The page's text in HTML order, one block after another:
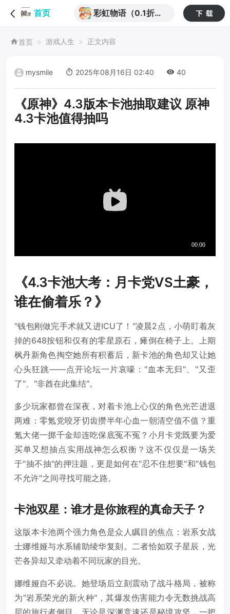
首页
彩虹物语（0.1折免
首页 游戏人生 正文内容
mysmile 2025年08月16日 02:40 40
《原神》4.3版本卡池抽取建议 原神
4.3卡池值得抽吗
《4.3卡池大考：月卡党VS土豪，
谁在偷着乐？》
"钱包刚做完手术就又进ICU了！"凌晨2点，小萌盯着灰
掉的648按钮和仅有的零星原石，瘫倒在椅子上。上期
枫丹新角色掏空她所有积蓄后，新卡池的角色却又让她
心头狂跳——点开论坛一片哀嚎："血本无归"、"又歪
了"、"非酋在此集结"。
多少玩家都曾在深夜，对着卡池上心仪的角色光芒进退
两难：零氪党咬牙切齿攒半年心血一朝清空值不值？重
氪大佬一掷千金却连吃保底冤不冤？小月卡党既要为爱
买单又想抽点实用战神怎么权衡？这不仅仅是一场关
于"抽不抽"的押注题，更是如何在"忍不住想要"和"钱包
不允许"之间寻找可能之路。
卡池双星：谁才是你旅程的真命天子？
这版本卡池两个强力角色是众人瞩目的焦点：岩系女战
士娜维娅与水系辅助绫华复刻。二者恰如双子星辰，光
芒各异却又牵动着不同玩家的目光。
娜维娅自不必说。她登场后立刻震动了战斗格局，被称
为"岩系荣光的新火种"，其爆发伤害能力令无数挑战高
层的旅行者侧目。无论是深渊竞速还是秘境攻坚，一把